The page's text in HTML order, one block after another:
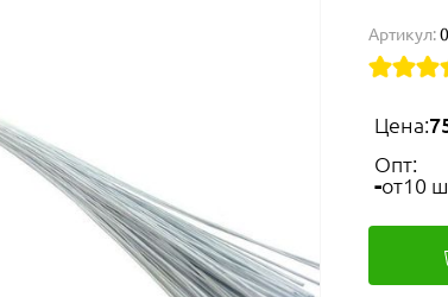
Артикул:
Цена:
Опт:
от10